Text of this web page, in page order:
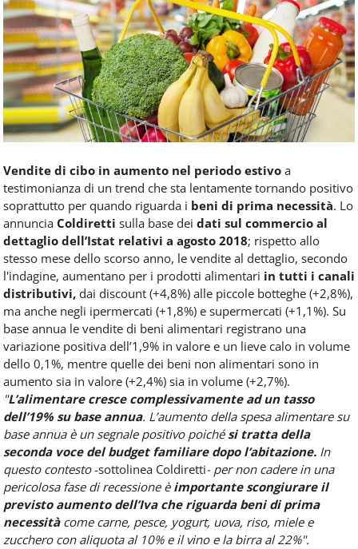
Service
e
tutte
le
novità
del
comparto
Horeca.
Vendite di cibo in aumento nel periodo estivo a
testimonianza di un trend che sta lentamente tornando positivo
soprattutto per quando riguarda i beni di prima necessità. Lo
annuncia Coldiretti sulla base dei dati sul commercio al
dettaglio dell’Istat relativi a agosto 2018; rispetto allo
stesso mese dello scorso anno, le vendite al dettaglio, secondo
l'indagine, aumentano per i prodotti alimentari in tutti i canali
distributivi, dai discount (+4,8%) alle piccole botteghe (+2,8%),
ma anche negli ipermercati (+1,8%) e supermercati (+1,1%). Su
base annua le vendite di beni alimentari registrano una
variazione positiva dell’1,9% in valore e un lieve calo in volume
dello 0,1%, mentre quelle dei beni non alimentari sono in
aumento sia in valore (+2,4%) sia in volume (+2,7%).
"L’alimentare cresce complessivamente ad un tasso
dell’19% su base annua. L’aumento della spesa alimentare su
base annua è un segnale positivo poichési tratta della
seconda voce del budget familiare dopo l’abitazione. In
questo contesto-sottolinea Coldiretti- per non cadere in una
pericolosa fase di recessione è importante scongiurare il
previsto aumento dell’Iva che riguarda beni di prima
necessitàcome carne, pesce, yogurt, uova, riso, miele e
zucchero con aliquota al 10% e il vino e la birra al 22%".